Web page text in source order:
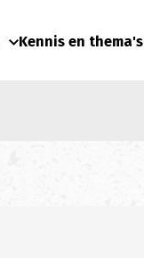
Kennis en thema's